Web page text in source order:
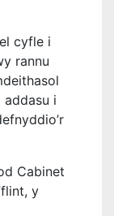
cyfle i
rannu
addasu i
Cabinet
y